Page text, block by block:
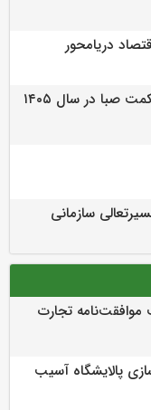
دریامحور
پازل موفقیت شرکت بیمه حکمت صبا در سال ۱۴۰۵
سازمانی
موافقت‌نامه تجارت
پالایشگاه آسیب